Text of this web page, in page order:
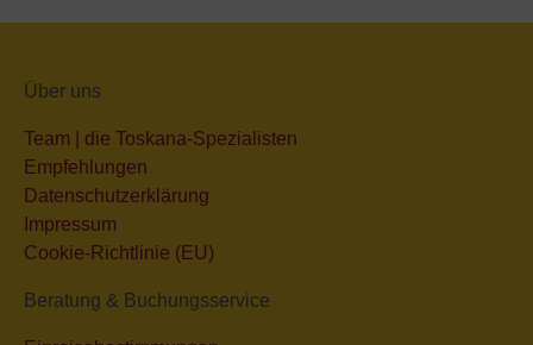
Über uns
Team | die Toskana-Spezialisten
Empfehlungen
Datenschutzerklärung
Impressum
Cookie-Richtlinie (EU)
Beratung & Buchungsservice